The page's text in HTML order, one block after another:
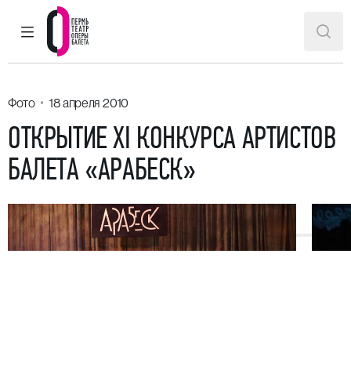
ГЛАВНОЕ МЕНЮ
Пермский театр оперы и балета
Фото 18 апреля 2010
ОТКРЫТИЕ XI КОНКУРСА АРТИСТОВ
БАЛЕТА «АРАБЕСК»